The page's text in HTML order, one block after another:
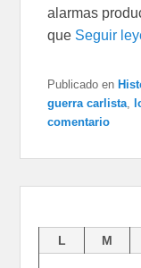
alarmas
que Seguir
Publicado en
guerra carlista,
comentario
L M